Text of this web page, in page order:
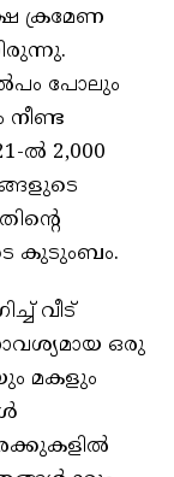
ക്രമേണ
പോലും
നീണ്ട
ൽ 2,000
കുടുംബം.
വീട്
ഒരു
മകളും